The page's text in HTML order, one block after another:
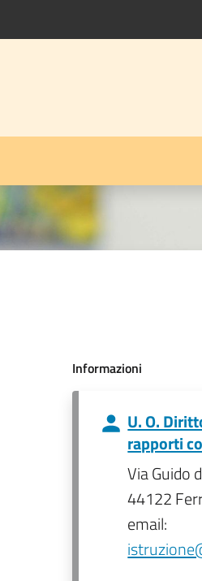
Informazioni
U. O.
rapporti
Via Guido
44122
email: